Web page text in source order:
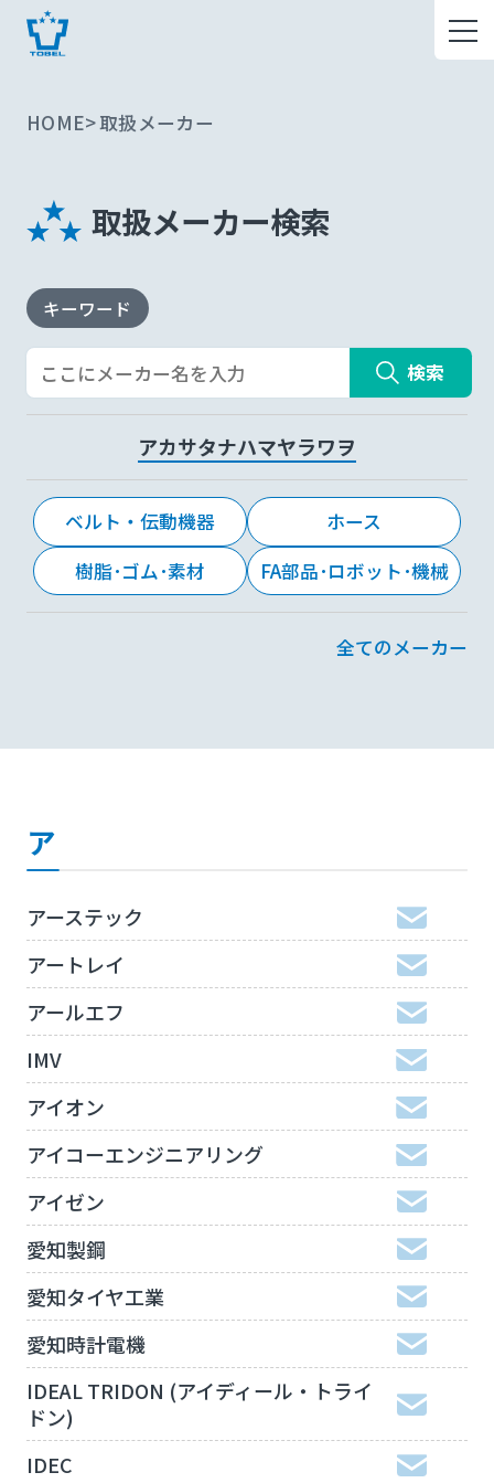
HOME 取扱メーカー
取扱メーカー検索
キーワード
検索
アカサタナハマヤラワヲ
ベルト・伝動機器
ホース
樹脂･ゴム･素材
FA部品･ロボット･機械
全てのメーカー
ア
アーステック
アートレイ
アールエフ
IMV
アイオン
アイコーエンジニアリング
アイゼン
愛知製鋼
愛知タイヤ工業
愛知時計電機
IDEAL TRIDON (アイディール・トライ
ドン)
IDEC